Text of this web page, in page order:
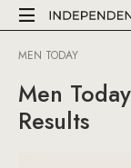
MEN TODAY
Men
Results